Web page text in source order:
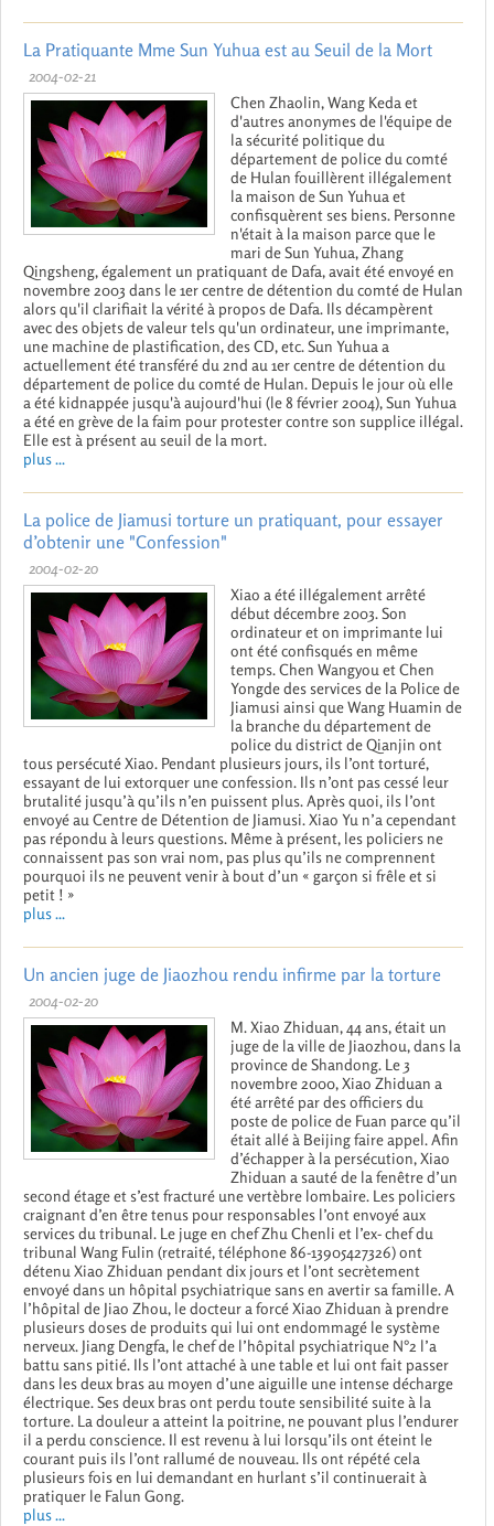
La Pratiquante Mme Sun Yuhua est au Seuil de la Mort
2004-02-21
Chen Zhaolin, Wang Keda et
d'autres anonymes de l'équipe de
la sécurité politique du
département de police du comté
de Hulan fouillèrent illégalement
la maison de Sun Yuhua et
confisquèrent ses biens. Personne
n'était à la maison parce que le
mari de Sun Yuhua, Zhang
Qingsheng, également un pratiquant de Dafa, avait été envoyé en
novembre 2003 dans le 1er centre de détention du comté de Hulan
alors qu'il clarifiait la vérité à propos de Dafa. Ils décampèrent
avec des objets de valeur tels qu'un ordinateur, une imprimante,
une machine de plastification, des CD, etc. Sun Yuhua a
actuellement été transféré du 2nd au 1er centre de détention du
département de police du comté de Hulan. Depuis le jour où elle
a été kidnappée jusqu'à aujourd'hui (le 8 février 2004), Sun Yuhua
a été en grève de la faim pour protester contre son supplice illégal.
Elle est à présent au seuil de la mort.
plus ...
La police de Jiamusi torture un pratiquant, pour essayer
d’obtenir une "Confession"
2004-02-20
Xiao a été illégalement arrêté
début décembre 2003. Son
ordinateur et on imprimante lui
ont été confisqués en même
temps. Chen Wangyou et Chen
Yongde des services de la Police de
Jiamusi ainsi que Wang Huamin de
la branche du département de
police du district de Qianjin ont
tous persécuté Xiao. Pendant plusieurs jours, ils l’ont torturé,
essayant de lui extorquer une confession. Ils n’ont pas cessé leur
brutalité jusqu’à qu’ils n’en puissent plus. Après quoi, ils l’ont
envoyé au Centre de Détention de Jiamusi. Xiao Yu n’a cependant
pas répondu à leurs questions. Même à présent, les policiers ne
connaissent pas son vrai nom, pas plus qu’ils ne comprennent
pourquoi ils ne peuvent venir à bout d’un « garçon si frêle et si
petit ! »
plus ...
Un ancien juge de Jiaozhou rendu infirme par la torture
2004-02-20
M. Xiao Zhiduan, 44 ans, était un
juge de la ville de Jiaozhou, dans la
province de Shandong. Le 3
novembre 2000, Xiao Zhiduan a
été arrêté par des officiers du
poste de police de Fuan parce qu’il
était allé à Beijing faire appel. Afin
d’échapper à la persécution, Xiao
Zhiduan a sauté de la fenêtre d’un
second étage et s’est fracturé une vertèbre lombaire. Les policiers
craignant d’en être tenus pour responsables l’ont envoyé aux
services du tribunal. Le juge en chef Zhu Chenli et l’ex- chef du
tribunal Wang Fulin (retraité, téléphone 86-13905427326) ont
détenu Xiao Zhiduan pendant dix jours et l’ont secrètement
envoyé dans un hôpital psychiatrique sans en avertir sa famille. A
l’hôpital de Jiao Zhou, le docteur a forcé Xiao Zhiduan à prendre
plusieurs doses de produits qui lui ont endommagé le système
nerveux. Jiang Dengfa, le chef de l’hôpital psychiatrique N°2 l’a
battu sans pitié. Ils l’ont attaché à une table et lui ont fait passer
dans les deux bras au moyen d’une aiguille une intense décharge
électrique. Ses deux bras ont perdu toute sensibilité suite à la
torture. La douleur a atteint la poitrine, ne pouvant plus l’endurer
il a perdu conscience. Il est revenu à lui lorsqu’ils ont éteint le
courant puis ils l’ont rallumé de nouveau. Ils ont répété cela
plusieurs fois en lui demandant en hurlant s’il continuerait à
pratiquer le Falun Gong.
plus ...